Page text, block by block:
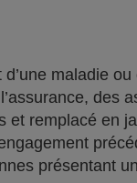
maladie ou
des
et remplacé en
présentant